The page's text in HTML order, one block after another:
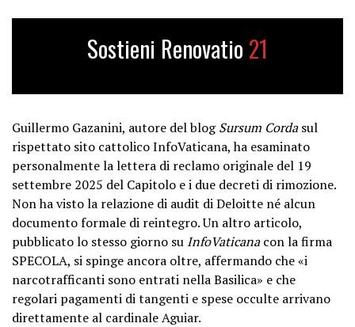
Sostieni Renovatio 21
Guillermo Gazanini, autore del blogSursum Cordasul
rispettato sito cattolico InfoVaticana, ha esaminato
personalmente la lettera di reclamo originale del 19
settembre 2025 del Capitolo e i due decreti di rimozione.
Non ha visto la relazione di audit di Deloitte né alcun
documento formale di reintegro. Un altro articolo,
pubblicato lo stesso giorno su InfoVaticanacon la firma
SPECOLA, si spinge ancora oltre, affermando che «i
narcotrafficanti sono entrati nella Basilica» e che
regolari pagamenti di tangenti e spese occulte arrivano
direttamente al cardinale Aguiar.